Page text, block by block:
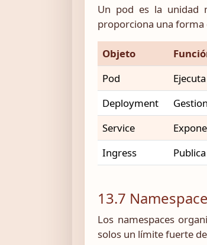
Un pod es la unidad
proporciona una forma
Objeto
Pod
Deployment
Service
Ingress
13.7
Los namespaces
solos un límite fuerte